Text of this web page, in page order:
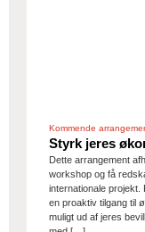
Kommende
Styrk jeres
Dette arrangement
workshop og få
internationale
en proaktiv tilgang til
muligt ud af jeres